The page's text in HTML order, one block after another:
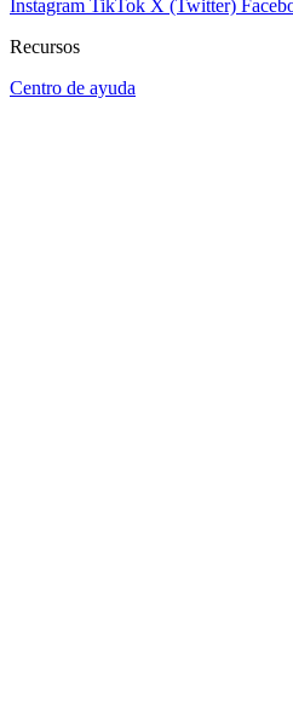
Instagram TikTok X (Twitter)
Recursos
Centro de ayuda